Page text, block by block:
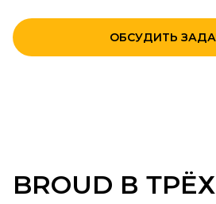
ОБСУДИТЬ
BROUD В